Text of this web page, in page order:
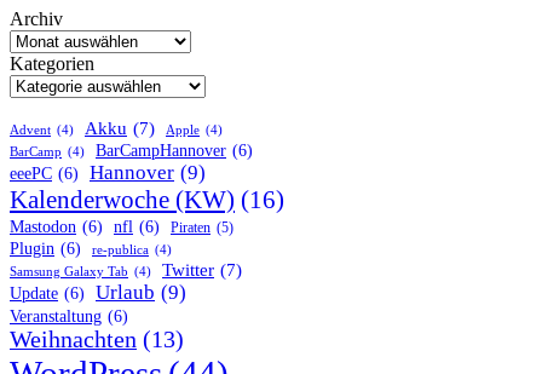
Archiv
Kategorien
Advent (4) Akku (7) Apple (4)
BarCamp (4) BarCampHannover (6)
eeePC (6) Hannover (9)
Kalenderwoche (KW) (16)
Mastodon (6) nfl (6) Piraten (5)
Plugin (6) re-publica (4)
Samsung Galaxy Tab (4) Twitter (7)
Update (6) Urlaub (9)
Veranstaltung (6)
Weihnachten (13)